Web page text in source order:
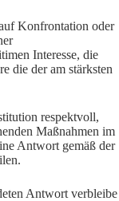
Konfrontation oder
Interesse, die
die der am stärksten
respektvoll,
Maßnahmen im
Antwort gemäß der
Antwort verbleibe